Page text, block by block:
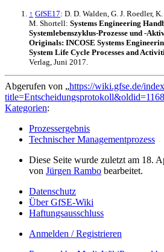
↑ GfSE17: D. D. Walden, G. J. Roedler,
M. Shortell: Systems Engineering
Systemlebenszyklus-Prozesse und -
Originals: INCOSE Systems
System Life Cycle Processes and
Verlag, Juni 2017.
Abgerufen von „https://wiki.gfse.de/
Kategorien:
Prozessergebnis
Technischer Managementprozess
Diese Seite wurde zuletzt am 18.
von Jürgen Rambo bearbeitet.
Datenschutz
Über GfSE-Wiki
Haftungsausschluss
Anmelden / Registrieren